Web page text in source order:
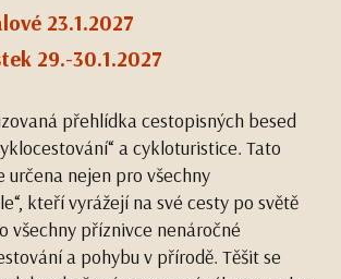
23.1.2027
29.-30.1.2027
přehlídka cestopisných besed
a cykloturistice. Tato
určena nejen pro všechny
kteří vyrážejí na své cesty po světě
všechny příznivce nenáročné
a pohybu v přírodě. Těšit se